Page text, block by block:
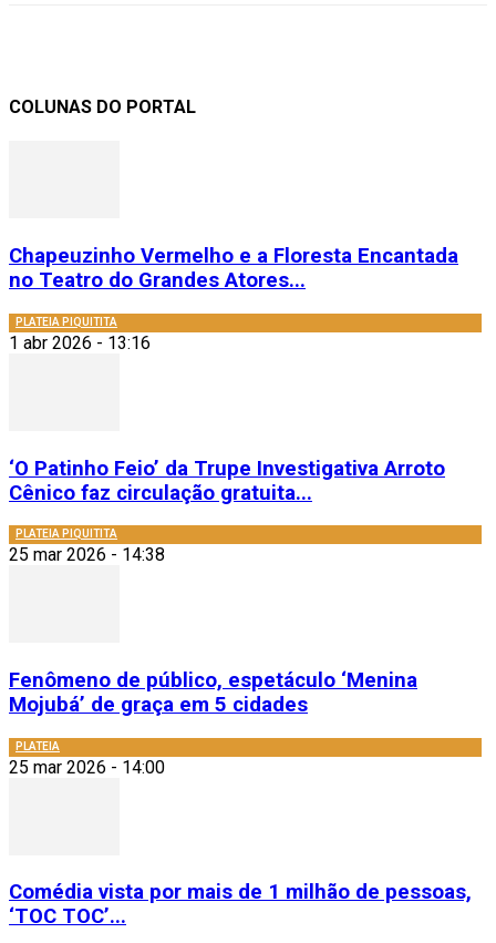
COLUNAS DO PORTAL
Chapeuzinho Vermelho e a Floresta Encantada
no Teatro do Grandes Atores...
PLATEIA PIQUITITA
1 abr 2026 - 13:16
‘O Patinho Feio’ da Trupe Investigativa Arroto
Cênico faz circulação gratuita...
PLATEIA PIQUITITA
25 mar 2026 - 14:38
Fenômeno de público, espetáculo ‘Menina
Mojubá’ de graça em 5 cidades
PLATEIA
25 mar 2026 - 14:00
Comédia vista por mais de 1 milhão de pessoas,
‘TOC TOC’...